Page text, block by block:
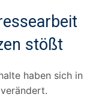
stößt
haben sich in